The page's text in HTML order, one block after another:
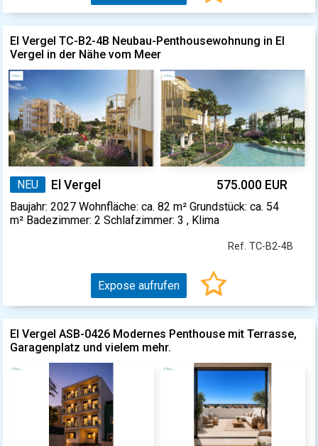
El Vergel TC-B2-4B Neubau-Penthousewohnung in El
Vergel in der Nähe vom Meer
NEU El Vergel 575.000 EUR
Baujahr: 2027 Wohnfläche: ca. 82 m² Grundstück: ca. 54
m² Badezimmer: 2 Schlafzimmer: 3 , Klima
Ref. TC-B2-4B
Expose aufrufen
El Vergel ASB-0426 Modernes Penthouse mit Terrasse,
Garagenplatz und vielem mehr.